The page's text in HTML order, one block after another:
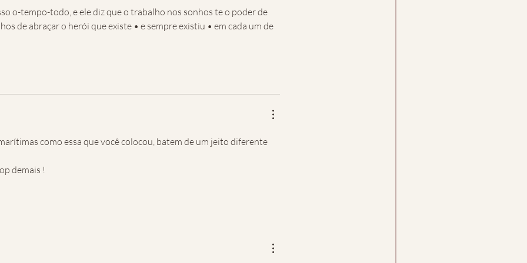
o-tempo-todo, e ele diz que o trabalho nos sonhos te o poder de
de abraçar o herói que existe • e sempre existiu • em cada um de
como essa que você colocou, batem de um jeito diferente
demais !